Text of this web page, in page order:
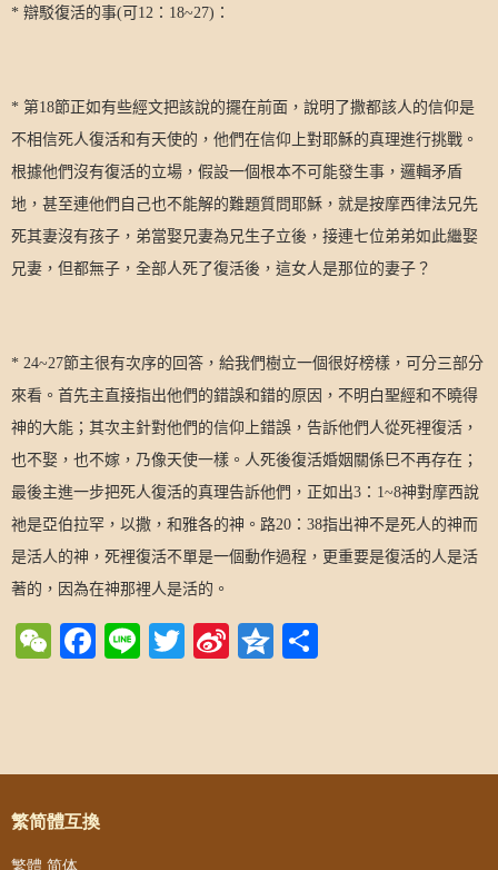
* 辯駁復活的事(可12 ： 18~27) ：
* 第18節正如有些經文把該說的擺在前面，說明了撒都該人的信仰是
不相信死人復活和有天使的，他們在信仰上對耶穌的真理進行挑戰。
根據他們沒有復活的立場，假設一個根本不可能發生事，邏輯矛盾
地，甚至連他們自己也不能解的難題質問耶穌，就是按摩西律法兄先
死其妻沒有孩子，弟當娶兄妻為兄生子立後，接連七位弟弟如此繼娶
兄妻，但都無子，全部人死了復活後，這女人是那位的妻子？
* 24~27節主很有次序的回答，給我們樹立一個很好榜樣，可分三部分
來看。首先主直接指出他們的錯誤和錯的原因，不明白聖經和不曉得
神的大能；其次主針對他們的信仰上錯誤，告訴他們人從死裡復活，
也不娶，也不嫁，乃像天使一樣。人死後復活婚姻關係巳不再存在；
最後主進一步把死人復活的真理告訴他們，正如出3 ： 1~8神對摩西說
祂是亞伯拉罕，以撒，和雅各的神。路20 ： 38指出神不是死人的神而
是活人的神，死裡復活不單是一個動作過程，更重要是復活的人是活
著的，因為在神那裡人是活的。
WeChat
Facebook
LineTwitter
SinaQzone
Post navigation
繁简體互換
繁體 简体